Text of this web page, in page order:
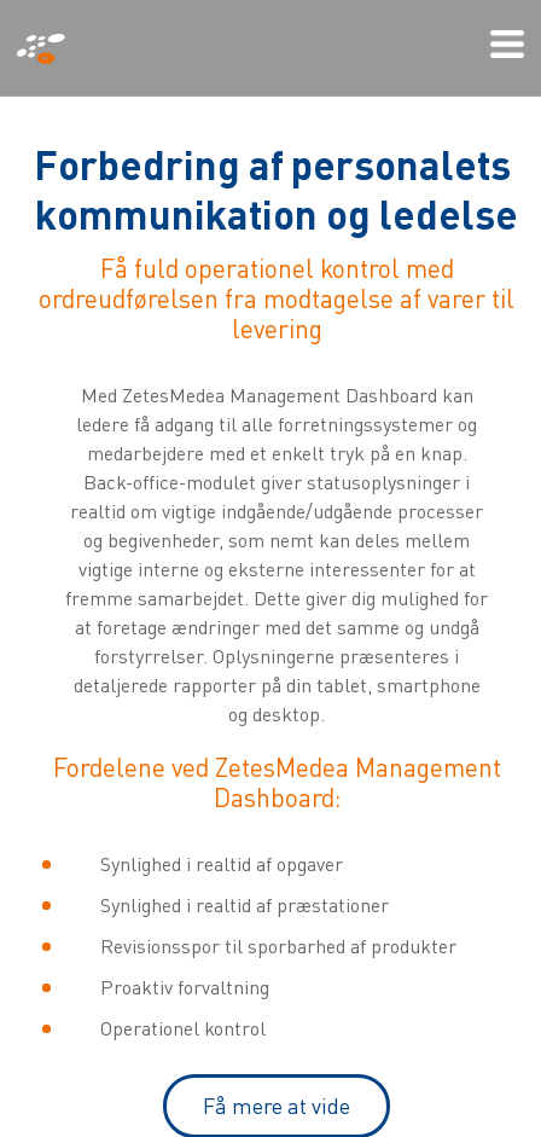
til
hovedindhold
Forbedring af personalets
kommunikation og ledelse
Få fuld operationel kontrol med
ordreudførelsen fra modtagelse af varer til
levering
Med ZetesMedea Management Dashboard kan
ledere få adgang til alle forretningssystemer og
medarbejdere med et enkelt tryk på en knap.
Back-office-modulet giver statusoplysninger i
realtid om vigtige indgående/udgående processer
og begivenheder, som nemt kan deles mellem
vigtige interne og eksterne interessenter for at
fremme samarbejdet. Dette giver dig mulighed for
at foretage ændringer med det samme og undgå
forstyrrelser. Oplysningerne præsenteres i
detaljerede rapporter på din tablet, smartphone
og desktop.
Fordelene ved ZetesMedea Management
Dashboard:
Synlighed i realtid af opgaver
Synlighed i realtid af præstationer
Revisionsspor til sporbarhed af produkter
Proaktiv forvaltning
Operationel kontrol
Få mere at vide